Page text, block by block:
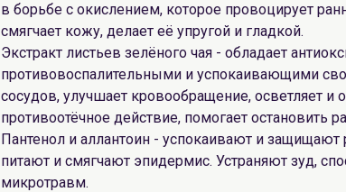
в борьбе с окислением, которое провоцирует
смягчает кожу, делает её упругой и гладкой.
Экстракт листьев зелёного чая - обладает
противовоспалительными и успокаивающими
сосудов, улучшает кровообращение, осветляет
противоотёчное действие, помогает остановить
Пантенол и аллантоин - успокаивают и
питают и смягчают эпидермис. Устраняют зуд,
микротравм.